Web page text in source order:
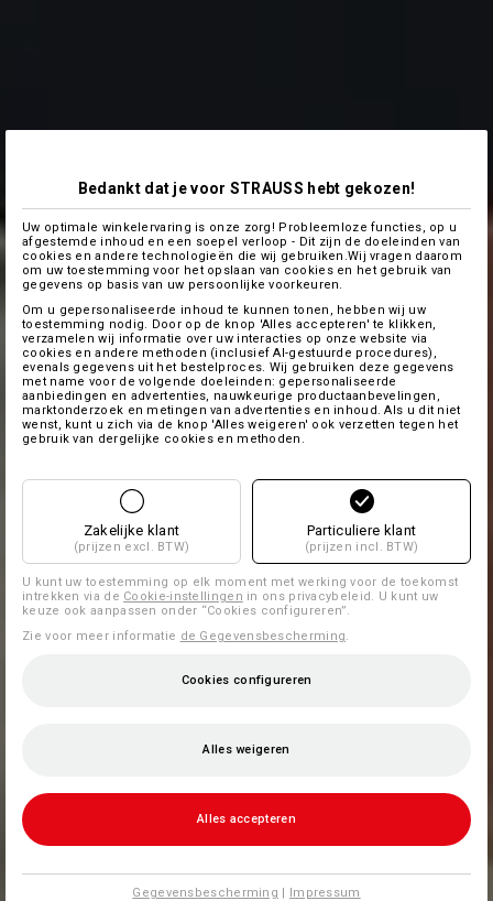
Bedankt dat je voor STRAUSS hebt gekozen!
Uw optimale winkelervaring is onze zorg! Probleemloze functies, op u
afgestemde inhoud en een soepel verloop - Dit zijn de doeleinden van
cookies en andere technologieën die wij gebruiken.Wij vragen daarom
om uw toestemming voor het opslaan van cookies en het gebruik van
gegevens op basis van uw persoonlijke voorkeuren.
Om u gepersonaliseerde inhoud te kunnen tonen, hebben wij uw
toestemming nodig. Door op de knop 'Alles accepteren' te klikken,
verzamelen wij informatie over uw interacties op onze website via
cookies en andere methoden (inclusief AI-gestuurde procedures),
evenals gegevens uit het bestelproces. Wij gebruiken deze gegevens
met name voor de volgende doeleinden: gepersonaliseerde
aanbiedingen en advertenties, nauwkeurige productaanbevelingen,
marktonderzoek en metingen van advertenties en inhoud. Als u dit niet
wenst, kunt u zich via de knop 'Alles weigeren' ook verzetten tegen het
gebruik van dergelijke cookies en methoden.
Zakelijke klant
(prijzen excl. BTW)
Particuliere klant
(prijzen incl. BTW)
U kunt uw toestemming op elk moment met werking voor de toekomst
intrekken via de Cookie-instellingen in ons privacybeleid. U kunt uw
keuze ook aanpassen onder “Cookies configureren”.
Zie voor meer informatie de Gegevensbescherming
Cookies configureren
Alles weigeren
Alles accepteren
Gegevensbescherming | Impressum